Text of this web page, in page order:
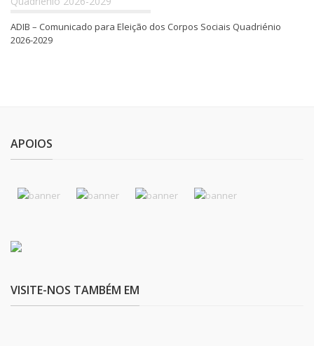
ADIB – Comunicado para Eleição dos Corpos Sociais Quadriénio
2026-2029
APOIOS
VISITE-NOS TAMBÉM EM